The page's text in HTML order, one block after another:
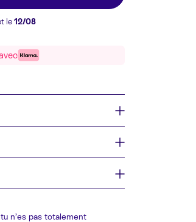
le 12/08
n’es pas totalement